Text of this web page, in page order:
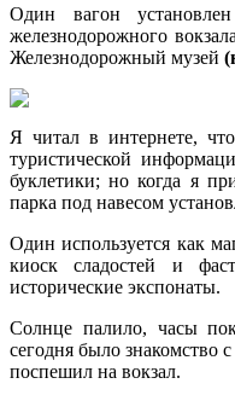
Один вагон
железнодорожного
Железнодорожный музей
Я читал в интернете,
туристической
буклетики; но когда я
парка под навесом
Один используется как
киоск сладостей и
исторические экспонаты.
Солнце палило, часы
сегодня было знакомство
поспешил на вокзал.